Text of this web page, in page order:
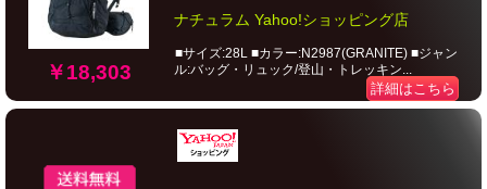
￥18,303
ナチュラム Yahoo!ショッピング店
■サイズ:28L ■カラー:N2987(GRANITE) ■ジャン
ル:バッグ・リュック/登山・トレッキン...
詳細はこちら